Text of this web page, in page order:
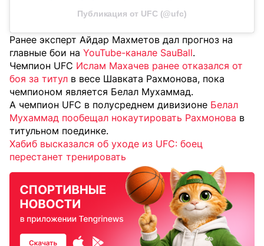
Публикация от UFC (@ufc)
Ранее эксперт Айдар Махметов дал прогноз на
главные бои на YouTube-канале SauBall.
Чемпион UFC Ислам Махачев ранее отказался от
боя за титул в весе Шавката Рахмонова, пока
чемпионом является Белал Мухаммад.
А чемпион UFC в полусреднем дивизионе Белал
Мухаммад пообещал нокаутировать Рахмонова в
титульном поединке.
Хабиб высказался об уходе из UFC: боец
перестанет тренировать